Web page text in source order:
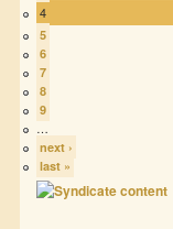
4
5
6
7
8
9
…
next ›
last »